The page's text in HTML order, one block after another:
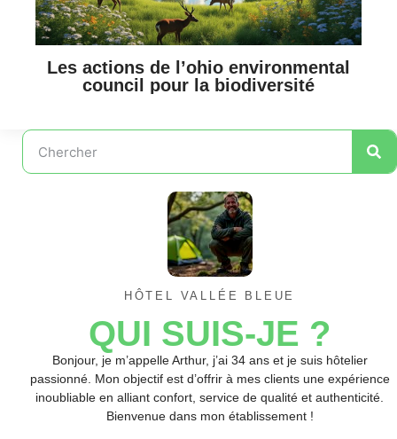
Les actions de l’ohio environmental
council pour la biodiversité
HÔTEL VALLÉE BLEUE
QUI SUIS-JE ?
Bonjour, je m’appelle Arthur, j’ai 34 ans et je suis hôtelier
passionné. Mon objectif est d’offrir à mes clients une expérience
inoubliable en alliant confort, service de qualité et authenticité.
Bienvenue dans mon établissement !